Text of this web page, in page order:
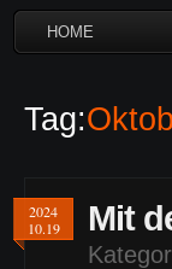
HOME
Tag:
2024
10.19
Mit